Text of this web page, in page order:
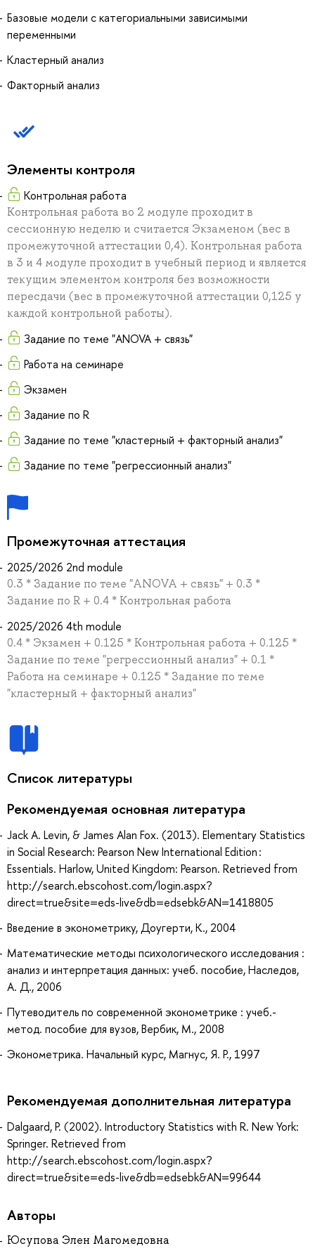
Базовые модели с категориальными зависимыми
переменными
Кластерный анализ
Факторный анализ
Элементы контроля
Контрольная работа
Контрольная работа во 2 модуле проходит в
сессионную неделю и считается Экзаменом (вес в
промежуточной аттестации 0,4). Контрольная работа
в 3 и 4 модуле проходит в учебный период и является
текущим элементом контроля без возможности
пересдачи (вес в промежуточной аттестации 0,125 у
каждой контрольной работы).
Задание по теме "ANOVA + связь"
Работа на семинаре
Экзамен
Задание по R
Задание по теме "кластерный + факторный анализ"
Задание по теме "регрессионный анализ"
Промежуточная аттестация
2025/2026 2nd module
0.3 * Задание по теме "ANOVA + связь" + 0.3 *
Задание по R + 0.4 * Контрольная работа
2025/2026 4th module
0.4 * Экзамен + 0.125 * Контрольная работа + 0.125 *
Задание по теме "регрессионный анализ" + 0.1 *
Работа на семинаре + 0.125 * Задание по теме
"кластерный + факторный анализ"
Список литературы
Рекомендуемая основная литература
Jack A. Levin, & James Alan Fox. (2013). Elementary Statistics
in Social Research: Pearson New International Edition :
Essentials. Harlow, United Kingdom: Pearson. Retrieved from
http://search.ebscohost.com/login.aspx?
direct=true&site=eds-live&db=edsebk&AN=1418805
Введение в эконометрику, Доугерти, К., 2004
Математические методы психологического исследования :
анализ и интерпретация данных: учеб. пособие, Наследов,
А. Д., 2006
Путеводитель по современной эконометрике : учеб.-
метод. пособие для вузов, Вербик, М., 2008
Эконометрика. Начальный курс, Магнус, Я. Р., 1997
Рекомендуемая дополнительная литература
Dalgaard, P. (2002). Introductory Statistics with R. New York:
Springer. Retrieved from
http://search.ebscohost.com/login.aspx?
direct=true&site=eds-live&db=edsebk&AN=99644
Авторы
Юсупова Элен Магомедовна